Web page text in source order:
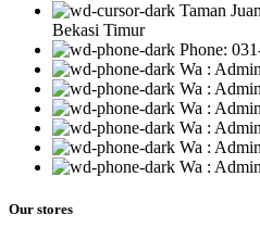
Taman
Bekasi Timur
Phone:
Wa :
Wa :
Wa :
Wa :
Wa :
Wa :
Our stores